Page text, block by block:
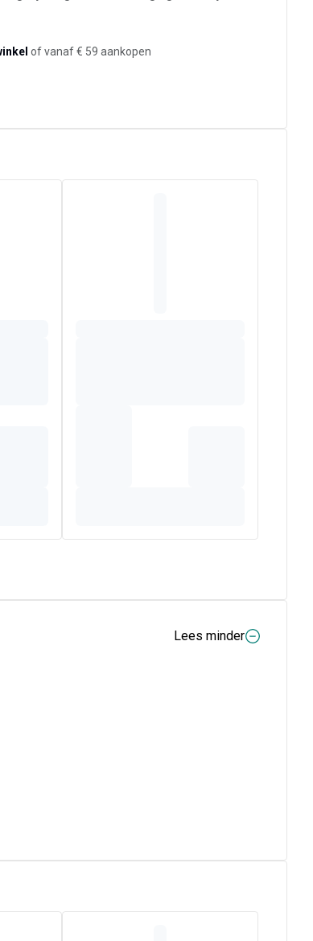
of vanaf € 59 aankopen
Lees minder